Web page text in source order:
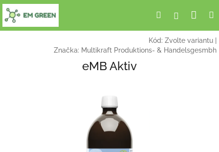
Přejít
obsah
HledatPřihlášení
Kód: Zvolte variantu
Značka: Multikraft Produktions- & Handelsgesmbh
eMB Aktiv